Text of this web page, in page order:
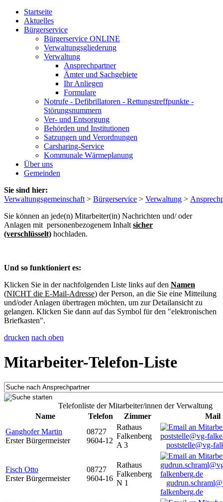
Startseite
Aktuelles
Bürgerservice
Bürgerservice ONLINE
Verwaltungsgliederung
Verwaltung
Ansprechpartner
Ämter und Sachgebiete
Ihr Anliegen
Formulare
Notrufe - Defibrillatoren - Rettungstreffpunkte -
Störungsnummern
Ver- und Entsorgung
Behörden und Institutionen
Satzungen und Verordnungen
Carsharing-Service
Kommunale Wärmeplanung
Über uns
Gemeinden
Sie sind hier:
Verwaltungsgemeinschaft > Bürgerservice > Verwaltung >
Sie können an jede(n) Mitarbeiter(in) Nachrichten und/ oder
Anlagen mit personenbezogenem Inhalt sicher
(verschlüsselt) hochladen.
Und so funktioniert es:
Klicken Sie in der nachfolgenden Liste links auf den Namen
(NICHT die E-Mail-Adresse) der Person, an die Sie eine Mitteilung
und/oder Anlagen übertragen möchten, um zur Detailansicht zu
gelangen. Klicken Sie dann auf das Symbol für den "elektronischen
Briefkasten".
drucken nach oben
Mitarbeiter-Telefon-Liste
Telefonliste der Mitarbeiter/innen der Verwaltung
Name
Telefon Zimmer
Mail
Ganghofer Martin
Erster Bürgermeister
08727
9604-12
Rathaus
Falkenberg
A 3
poststelle@vg-
Fisch Otto
Erster Bürgermeister
08727
9604-16
Rathaus
Falkenberg
N 1
falkenberg.de